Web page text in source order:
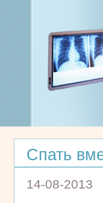
Спать
14-08-2013